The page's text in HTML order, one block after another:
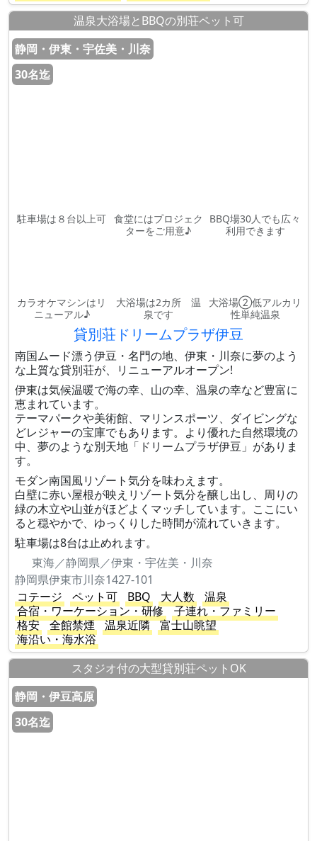
温泉大浴場とBBQの別荘ペット可
静岡・伊東・宇佐美・川奈
30名迄
駐車場は８台以上可 食堂にはプロジェク
ターをご用意♪
BBQ場30人でも広々
利用できます
カラオケマシンはリ
ニューアル♪
大浴場は2カ所 温
泉です
大浴場②低アルカリ
性単純温泉
貸別荘ドリームプラザ伊豆
南国ムード漂う伊豆・名門の地、伊東・川奈に夢のよう
な上質な貸別荘が、リニューアルオープン!
伊東は気候温暖で海の幸、山の幸、温泉の幸など豊富に
恵まれています。
テーマパークや美術館、マリンスポーツ、ダイビングな
どレジャーの宝庫でもあります。より優れた自然環境の
中、夢のような別天地「ドリームプラザ伊豆」がありま
す。
モダン南国風リゾート気分を味わえます。
白壁に赤い屋根が映えリゾート気分を醸し出し、周りの
緑の木立や山並がほどよくマッチしています。ここにい
ると穏やかで、ゆっくりした時間が流れていきます。
駐車場は8台は止めれます。
東海／静岡県／伊東・宇佐美・川奈
静岡県伊東市川奈1427-101
コテージ
ペット可 BBQ 大人数
温泉
合宿・ワーケーション・研修
子連れ・ファミリー
格安
全館禁煙 温泉近隣
富士山眺望
海沿い・海水浴
スタジオ付の大型貸別荘ペットOK
静岡・伊豆高原
30名迄